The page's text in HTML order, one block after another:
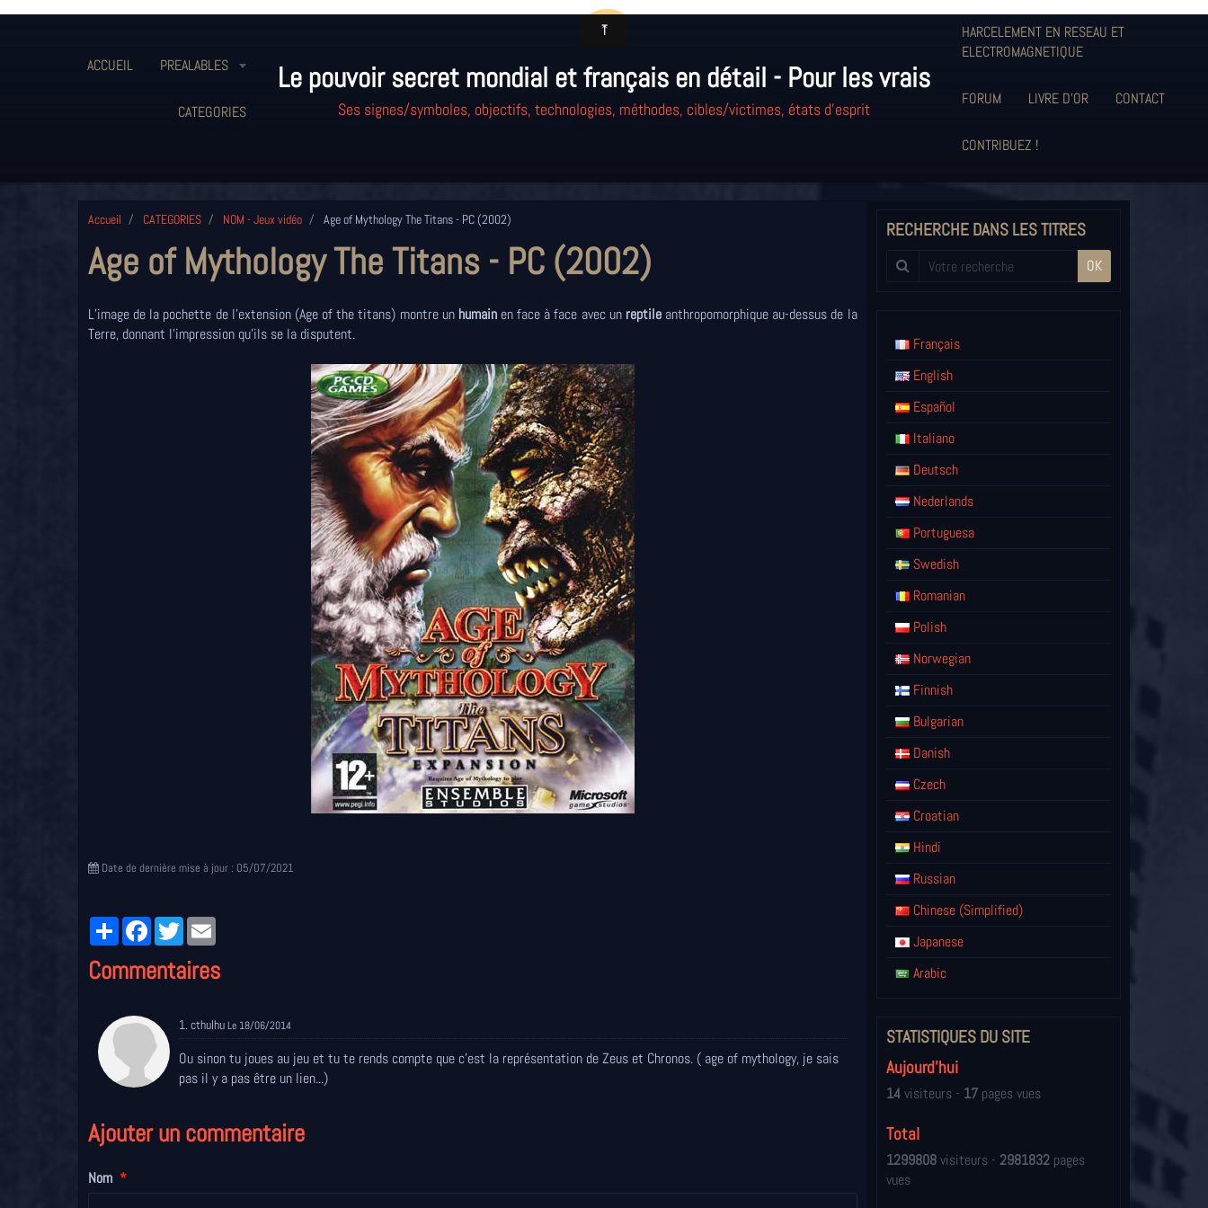
ACCUEIL PREALABLES
CATEGORIES
Le pouvoir secret mondial et français en détail - Pour les vrais
Ses signes/symboles, objectifs, technologies, méthodes, cibles/victimes, états d'esprit
HARCELEMENT EN RESEAU ET
ELECTROMAGNETIQUE
FORUM LIVRE D'OR CONTACT
CONTRIBUEZ !
Accueil CATEGORIES NOM - Jeux vidéo Age of Mythology The Titans - PC (2002)
Age of Mythology The Titans - PC (2002)
L’image de la pochette de l’extension (Age of the titans) montre un humainen face à face avec un reptileanthropomorphique au-dessus de la
Terre, donnant l’impression qu’ils se la disputent.
Date de dernière mise à jour : 05/07/2021
PartagerFacebookTwitter
Commentaires
1. cthulhu Le 18/06/2014
Ou sinon tu joues au jeu et tu te rends compte que c'est la représentation de Zeus et Chronos. ( age of mythology, je sais
pas il y a pas être un lien...)
Ajouter un commentaire
Nom
RECHERCHE DANS LES TITRES
OK
Français
English
Español
Italiano
Deutsch
Nederlands
Portuguesa
Swedish
Romanian
Polish
Norwegian
Finnish
Bulgarian
Danish
Czech
Croatian
Hindi
Russian
Chinese (Simplified)
Japanese
Arabic
STATISTIQUES DU SITE
Aujourd'hui
14visiteurs - 17pages vues
Total
1299808visiteurs - 2981832pages
vues